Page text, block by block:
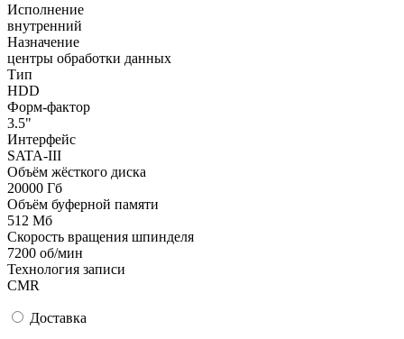
Исполнение
внутренний
Назначение
центры обработки данных
Тип
HDD
Форм-фактор
3.5"
Интерфейс
SATA-III
Объём жёсткого диска
20000 Гб
Объём буферной памяти
512 Мб
Скорость вращения шпинделя
7200 об/мин
Технология записи
CMR
Доставка